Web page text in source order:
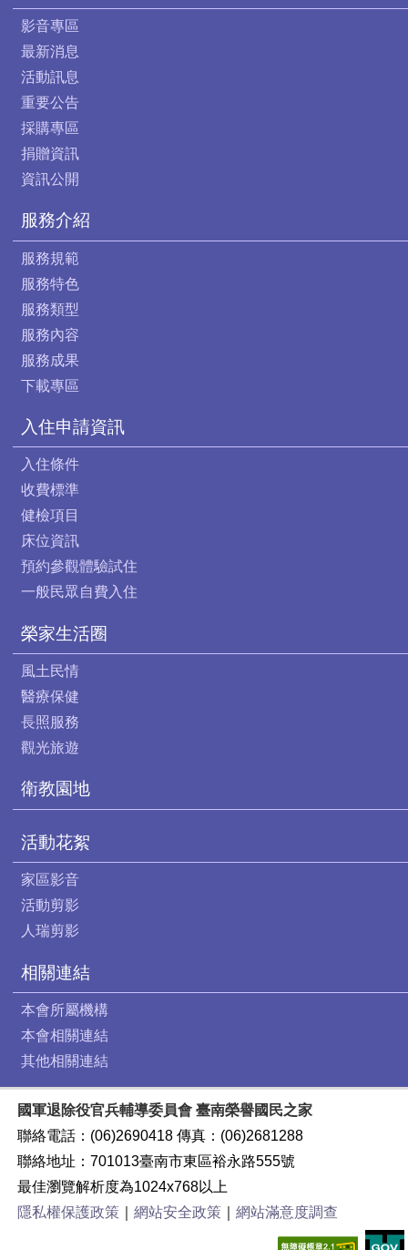
影音專區
最新消息
活動訊息
重要公告
採購專區
捐贈資訊
資訊公開
服務介紹
服務規範
服務特色
服務類型
服務內容
服務成果
下載專區
入住申請資訊
入住條件
收費標準
健檢項目
床位資訊
預約參觀體驗試住
一般民眾自費入住
榮家生活圈
風土民情
醫療保健
長照服務
觀光旅遊
衛教園地
活動花絮
家區影音
活動剪影
人瑞剪影
相關連結
本會所屬機構
本會相關連結
其他相關連結
國軍退除役官兵輔導委員會 臺南榮譽國民之家
聯絡電話：(06)2690418 傳真：(06)2681288
聯絡地址：701013臺南市東區裕永路555號
最佳瀏覽解析度為1024x768以上
隱私權保護政策｜ 網站安全政策｜ 網站滿意度調查